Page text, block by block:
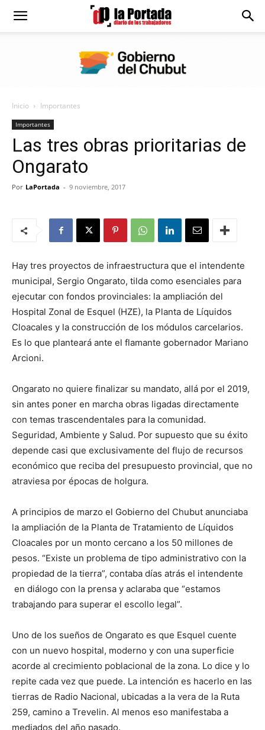
Diario
Portada
Inicio Importantes
Importantes
Las tres obras prioritarias de
Ongarato
Por LaPortada - 9 noviembre, 2017
Hay tres proyectos de infraestructura que el intendente
municipal, Sergio Ongarato, tilda como esenciales para
ejecutar con fondos provinciales: la ampliación del
Hospital Zonal de Esquel (HZE), la Planta de Líquidos
Cloacales y la construcción de los módulos carcelarios.
Es lo que planteará ante el flamante gobernador Mariano
Arcioni.
Ongarato no quiere finalizar su mandato, allá por el 2019,
sin antes poner en marcha obras ligadas directamente
con temas trascendentales para la comunidad.
Seguridad, Ambiente y Salud. Por supuesto que su éxito
depende casi que exclusivamente del flujo de recursos
económico que reciba del presupuesto provincial, que no
atraviesa por épocas de holgura.
A principios de marzo el Gobierno del Chubut anunciaba
la ampliación de la Planta de Tratamiento de Líquidos
Cloacales por un monto cercano a los 50 millones de
pesos. “Existe un problema de tipo administrativo con la
propiedad de la tierra”, contaba días atrás el intendente
en diálogo con la prensa y aclaraba que “estamos
trabajando para superar el escollo legal”.
Uno de los sueños de Ongarato es que Esquel cuente
con un nuevo hospital, moderno y con una superficie
acorde al crecimiento poblacional de la zona. Lo dice y lo
repite cada vez que puede. La intención es hacerlo en las
tierras de Radio Nacional, ubicadas a la vera de la Ruta
259, camino a Trevelin. Al menos eso manifestaba a
mediados del año pasado.